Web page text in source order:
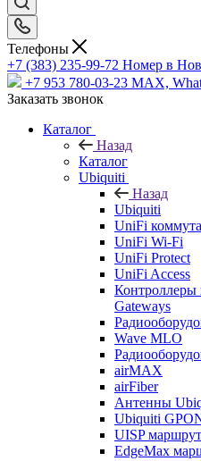
Телефоны
+7 (383) 235-99-72 Номер в
+7 953 780-03-23 MAX,
Заказать звонок
Каталог
Назад
Каталог
Ubiquiti
Назад
Ubiquiti
UniFi
UniFi Wi-Fi
UniFi Protect
UniFi Access
Gateways
Wave MLO
airMAX
airFiber
Антенны
Ubiquiti
UISP
EdgeMax